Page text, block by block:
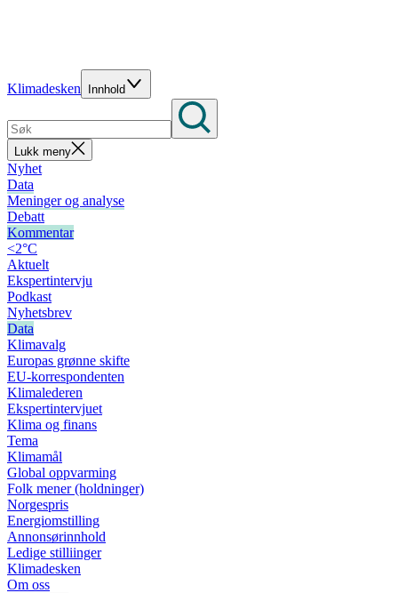
Klimadesken Innhold
Lukk meny
Nyhet
Data
Meninger og analyse
Debatt
Kommentar
<2°C
Aktuelt
Ekspertintervju
Podkast
Nyhetsbrev
Data
Klimavalg
Europas grønne skifte
EU-korrespondenten
Klimalederen
Ekspertintervjuet
Klima og finans
Tema
Klimamål
Global oppvarming
Folk mener (holdninger)
Norgespris
Energiomstilling
Annonsørinnhold
Ledige stilliinger
Klimadesken
Om oss